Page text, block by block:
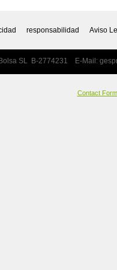
responsabilidad Aviso
SL B-2774231 E-Mail:
Contact Form